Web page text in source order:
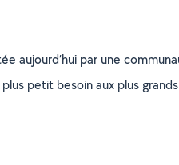
aujourd’hui par une
petit besoin aux plus